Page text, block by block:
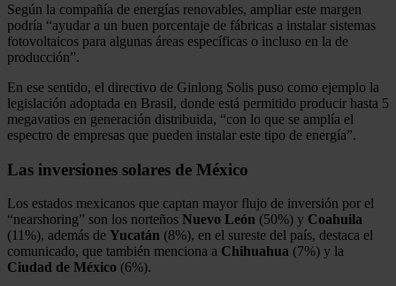
Según la compañía de energías renovables, ampliar este margen
podría “ayudar a un buen porcentaje de fábricas a instalar sistemas
fotovoltaicos para algunas áreas específicas o incluso en la de
producción”.
En ese sentido, el directivo de Ginlong Solis puso como ejemplo la
legislación adoptada en Brasil, donde está permitido producir hasta 5
megavatios en generación distribuida, “con lo que se amplía el
espectro de empresas que pueden instalar este tipo de energía”.
Las inversiones solares de México
Los estados mexicanos que captan mayor flujo de inversión por el
“nearshoring” son los norteños Nuevo León (50%) y Coahuila
(11%), además de Yucatán (8%), en el sureste del país, destaca el
comunicado, que también menciona a Chihuahua (7%) y la
Ciudad de México (6%).